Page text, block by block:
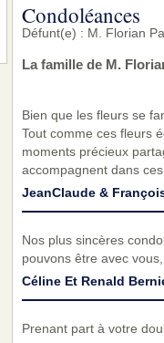
Condoléances
Défunt(e) : M. Florian
La famille de M.
Bien que les fleurs se
Tout comme ces fleurs
moments précieux
accompagnent dans
JeanClaude &
Nos plus sincères
pouvons être avec
Céline Et Renald
Prenant part à votre